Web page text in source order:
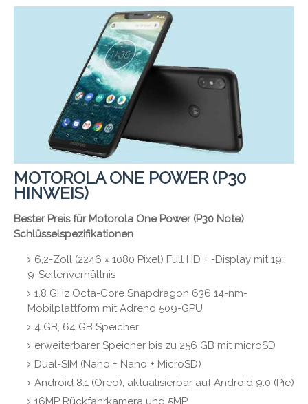
MOTOROLA ONE POWER (P30
HINWEIS)
Bester Preis für Motorola One Power (P30 Note)
Schlüsselspezifikationen
6,2-Zoll (2246 × 1080 Pixel) Full HD + -Display mit 19:
9-Seitenverhältnis
1,8 GHz Octa-Core Snapdragon 636 14-nm-
Mobilplattform mit Adreno 509-GPU
4 GB, 64 GB Speicher
erweiterbarer Speicher bis zu 256 GB mit microSD
Dual-SIM (Nano + Nano + MicroSD)
Android 8.1 (Oreo), aktualisierbar auf Android 9.0 (Pie)
16MP Rückfahrkamera und 5MP